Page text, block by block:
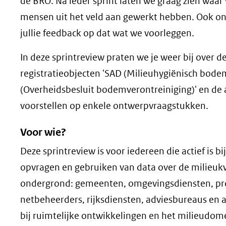
mensen uit het veld aan gewerkt hebben. Ook
jullie feedback op dat wat we voorleggen.
In deze sprintreview praten we je weer bij over
registratieobjecten 'SAD (Milieuhygiënisch
(Overheidsbesluit bodemverontreiniging)' en de
voorstellen op enkele ontwerpvraagstukken.
Voor wie?
Deze sprintreview is voor iedereen die actief is
opvragen en gebruiken van data over de
ondergrond: gemeenten, omgevingsdiensten,
netbeheerders, rijksdiensten, adviesbureaus en
bij ruimtelijke ontwikkelingen en het